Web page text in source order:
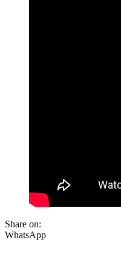
Share on:
WhatsApp